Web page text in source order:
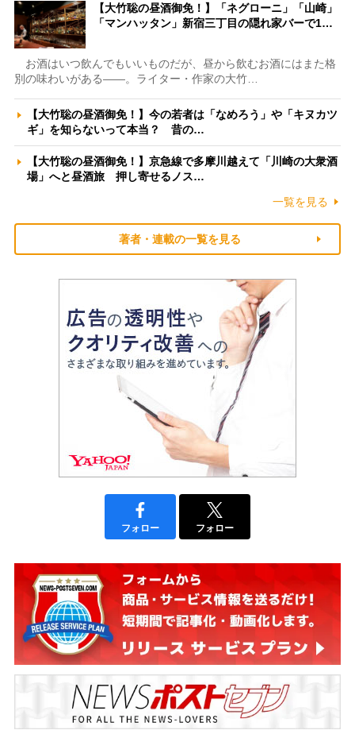
【大竹聡の昼酒御免！】「ネグローニ」「山崎」
「マンハッタン」新宿三丁目の隠れ家バーで1…
お酒はいつ飲んでもいいものだが、昼から飲むお酒にはまた格
別の味わいがある――。ライター・作家の大竹…
【大竹聡の昼酒御免！】今の若者は「なめろう」や「キヌカツ
ギ」を知らないって本当？ 昔の…
【大竹聡の昼酒御免！】京急線で多摩川越えて「川崎の大衆酒
場」へと昼酒旅 押し寄せるノス…
一覧を見る
著者・連載の一覧を見る
フォロー フォロー